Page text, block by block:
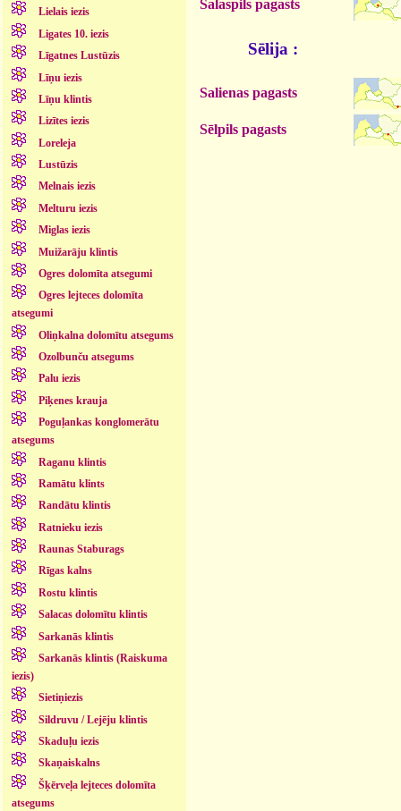
Lielais iezis
Ligates 10. iezis
Līgatnes Lustūzis
Līņu iezis
Līņu klintis
Lizītes iezis
Loreleja
Lustūzis
Melnais iezis
Melturu iezis
Miglas iezis
Muižarāju klintis
Ogres dolomīta atsegumi
Ogres lejteces dolomīta
atsegumi
Oliņkalna dolomītu atsegums
Ozolbunču atsegums
Palu iezis
Piķenes krauja
Poguļankas konglomerātu
atsegums
Raganu klintis
Ramātu klints
Randātu klintis
Ratnieku iezis
Raunas Staburags
Rīgas kalns
Rostu klintis
Salacas dolomītu klintis
Sarkanās klintis
Sarkanās klintis (Raiskuma
iezis)
Sietiņiezis
Sildruvu / Lejēju klintis
Skaduļu iezis
Skaņaiskalns
Šķērveļa lejteces dolomīta
atsegums
Salaspils pagasts
Sēlija :
Salienas pagasts
Sēlpils pagasts